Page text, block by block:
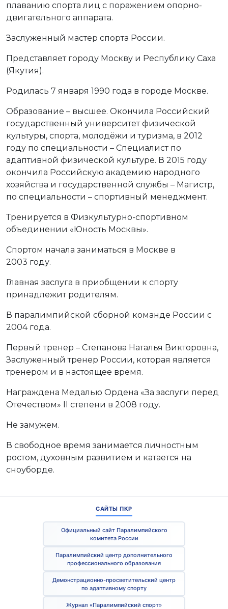
плаванию спорта лиц с поражением опорно-
двигательного аппарата.
Заслуженный мастер спорта России.
Представляет городу Москву и Республику Саха
(Якутия).
Родилась 7 января 1990 года в городе Москве.
Образование – высшее. Окончила Российский
государственный университет физической
культуры, спорта, молодёжи и туризма, в 2012
году по специальности – Специалист по
адаптивной физической культуре. В 2015 году
окончила Российскую академию народного
хозяйства и государственной службы – Магистр,
по специальности – спортивный менеджмент.
Тренируется в Физкультурно-спортивном
объединении «Юность Москвы».
Спортом начала заниматься в Москве в
2003 году.
Главная заслуга в приобщении к спорту
принадлежит родителям.
В паралимпийской сборной команде России с
2004 года.
Первый тренер – Степанова Наталья Викторовна,
Заслуженный тренер России, которая является
тренером и в настоящее время.
Награждена Медалью Ордена «За заслуги перед
Отечеством» II степени в 2008 году.
Не замужем.
В свободное время занимается личностным
ростом, духовным развитием и катается на
сноуборде.
САЙТЫ ПКР
Официальный сайт Паралимпийского
комитета России
Паралимпийский центр дополнительного
профессионального образования
Демонстрационно-просветительский центр
по адаптивному спорту
Журнал «Паралимпийский спорт»